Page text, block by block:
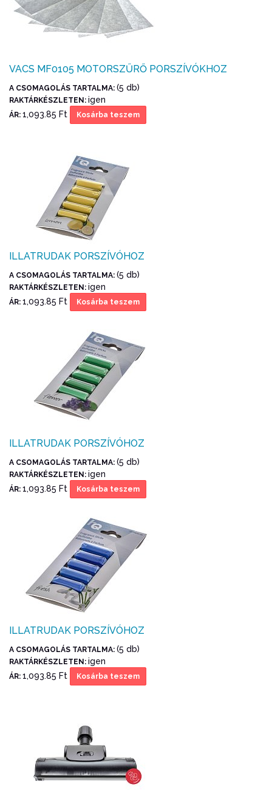
VACS MF0105 MOTORSZŰRŐ PORSZÍVÓKHOZ
A CSOMAGOLÁS TARTALMA: (5 db)
RAKTÁRKÉSZLETEN: igen
ÁR: 1,093.85 Ft Kosárba teszem
ILLATRUDAK PORSZÍVÓHOZ
A CSOMAGOLÁS TARTALMA: (5 db)
RAKTÁRKÉSZLETEN: igen
ÁR: 1,093.85 Ft Kosárba teszem
ILLATRUDAK PORSZÍVÓHOZ
A CSOMAGOLÁS TARTALMA: (5 db)
RAKTÁRKÉSZLETEN: igen
ÁR: 1,093.85 Ft Kosárba teszem
ILLATRUDAK PORSZÍVÓHOZ
A CSOMAGOLÁS TARTALMA: (5 db)
RAKTÁRKÉSZLETEN: igen
ÁR: 1,093.85 Ft Kosárba teszem